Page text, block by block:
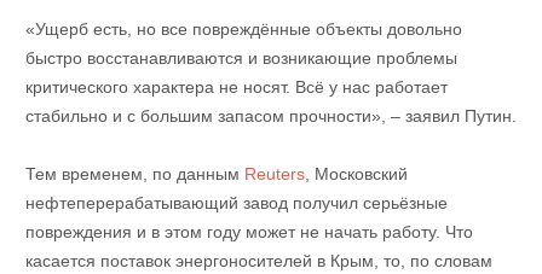
«Ущерб есть, но все повреждённые объекты довольно
быстро восстанавливаются и возникающие проблемы
критического характера не носят. Всё у нас работает
стабильно и с большим запасом прочности», – заявил Путин.
Тем временем, по данным Reuters, Московский
нефтеперерабатывающий завод получил серьёзные
повреждения и в этом году может не начать работу. Что
касается поставок энергоносителей в Крым, то, по словам